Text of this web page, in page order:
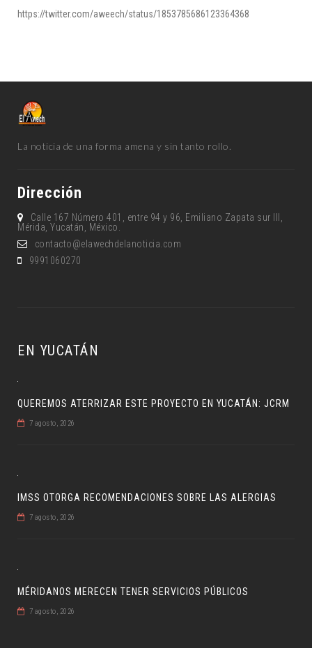
https://twitter.com/aweech/status/1853785686123364368
La noticia de una forma amena y sin tanto rollo.
Dirección
Calle 167 Número 401, entre 94 y 96, Emiliano Zapata sur lll,
Mérida, Yucatán, México.
contacto@elawechdelanoticia.com
9991060270
EN YUCATÁN
QUEREMOS ATERRIZAR ESTE PROYECTO EN YUCATÁN: JCRM
7 agosto, 2026
IMSS OTORGA RECOMENDACIONES SOBRE LAS ALERGIAS
7 agosto, 2026
MÉRIDANOS MERECEN TENER SERVICIOS PÚBLICOS
7 agosto, 2026